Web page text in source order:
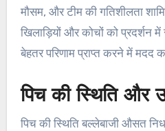
मौसम, और टीम की गतिशीलता
खिलाड़ियों और कोचों को प्रदर्शन
बेहतर परिणाम प्राप्त करने में मदद
पिच की स्थिति और
पिच की स्थिति बल्लेबाजी औसत